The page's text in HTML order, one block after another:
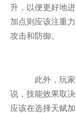
升，以便更好地
加点则应该注重
攻击和防御。
此外，玩家
说，技能效果取
应该在选择天赋